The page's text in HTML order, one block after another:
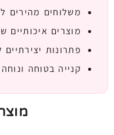
משלוחים מהירים
מוצרים איכותיים
פתרונות
קנייה בטוחה